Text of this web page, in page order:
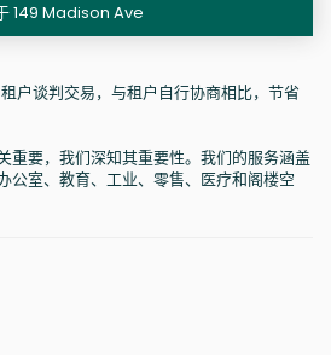
149 Madison Ave
谈判交易，与租户自行协商相比，节省
重要，我们深知其重要性。我们的服务涵盖
公室、教育、工业、零售、医疗和阁楼空